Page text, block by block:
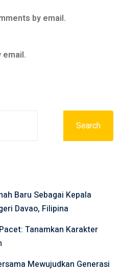
by email.
Search
Baru Sebagai Kepala
Davao, Filipina
Tanamkan Karakter
Mewujudkan Generasi